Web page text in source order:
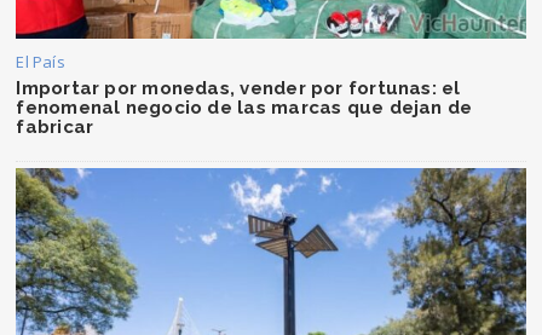
El País
Importar por monedas, vender por fortunas: el
fenomenal negocio de las marcas que dejan de
fabricar